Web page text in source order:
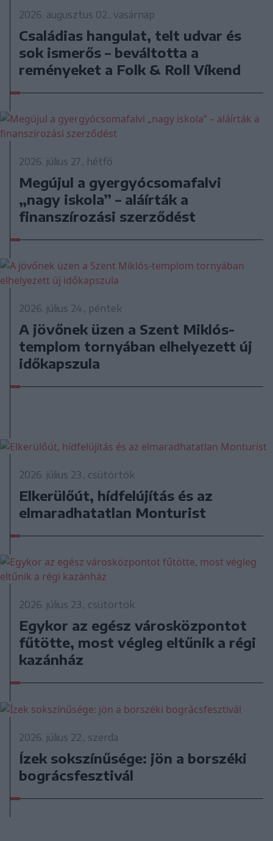
2026. augusztus 02., vasárnap
Családias hangulat, telt udvar és
sok ismerős – beváltotta a
reményeket a Folk & Roll Víkend
2026. július 27., hétfő
Megújul a gyergyócsomafalvi
„nagy iskola” – aláírták a
finanszírozási szerződést
2026. július 24., péntek
A jövőnek üzen a Szent Miklós-
templom tornyában elhelyezett új
időkapszula
2026. július 23., csütörtök
Elkerülőút, hídfelújítás és az
elmaradhatatlan Monturist
2026. július 23., csütörtök
Egykor az egész városközpontot
fűtötte, most végleg eltűnik a régi
kazánház
2026. július 22., szerda
Ízek sokszínűsége: jön a borszéki
bográcsfesztivál